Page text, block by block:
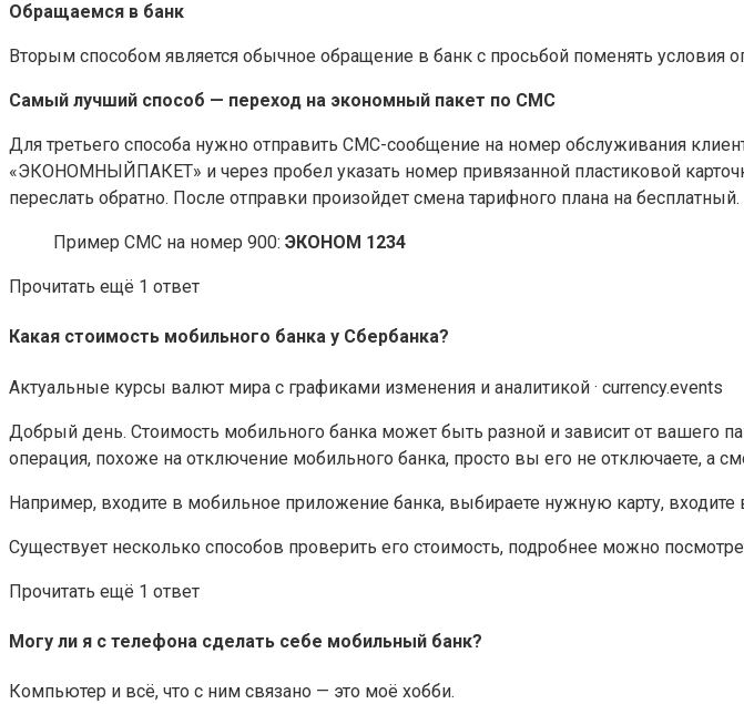
Обращаемся в банк
Вторым способом является обычное обращение в банк с просьбой поменять условия
Самый лучший способ — переход на экономный пакет по СМС
Для третьего способа нужно отправить СМС-сообщение на номер обслуживания
«ЭКОНОМНЫЙПАКЕТ» и через пробел указать номер привязанной пластиковой
переслать обратно. После отправки произойдет смена тарифного плана на бесплатный.
Пример СМС на номер 900: ЭКОНОМ 1234
Прочитать ещё 1 ответ
Какая стоимость мобильного банка у Сбербанка?
Актуальные курсы валют мира с графиками изменения и аналитикой · currency.events
Добрый день. Стоимость мобильного банка может быть разной и зависит от вашего
операция, похоже на отключение мобильного банка, просто вы его не отключаете, а
Например, входите в мобильное приложение банка, выбираете нужную карту,
Существует несколько способов проверить его стоимость, подробнее можно
Прочитать ещё 1 ответ
Могу ли я с телефона сделать себе мобильный банк?
Компьютер и всё, что с ним связано — это моё хобби.